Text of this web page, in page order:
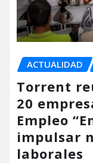
ACTUALIDAD
Torrent
20
Empleo
impulsar
laborales